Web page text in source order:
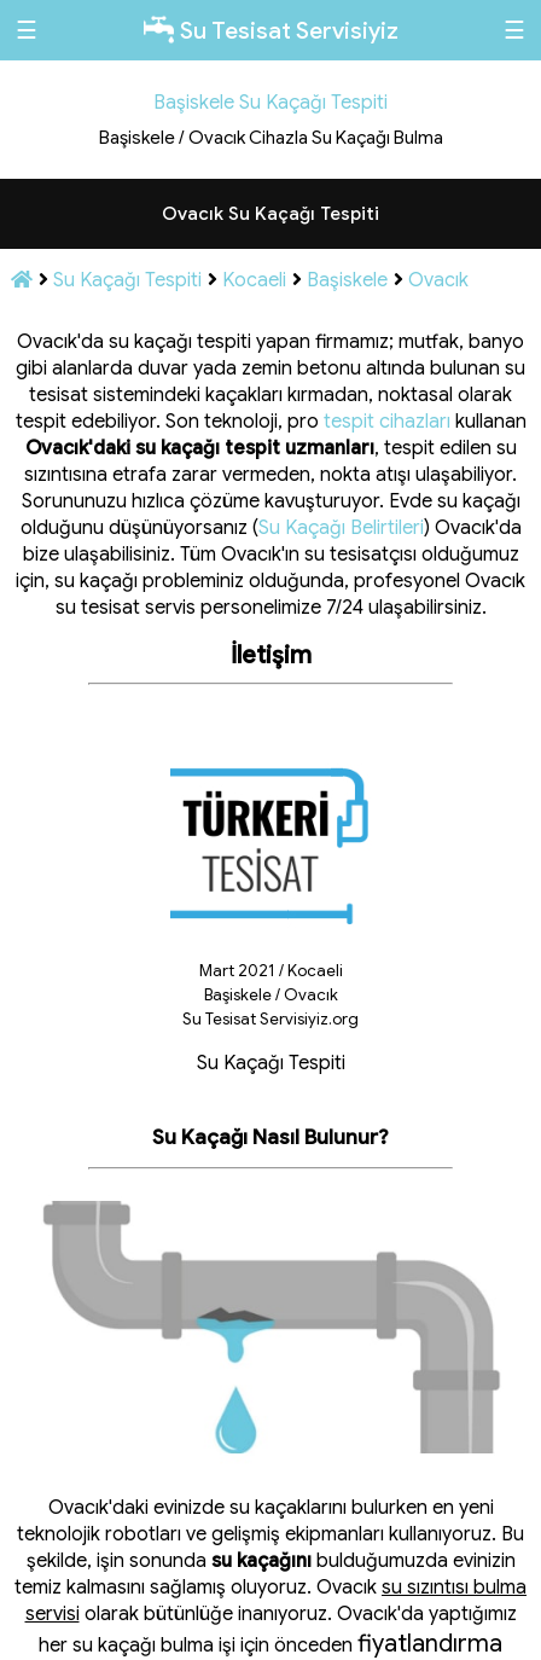
☰ Su Tesisat Servisiyiz ☰
Başiskele Su Kaçağı Tespiti
Başiskele / Ovacık Cihazla Su Kaçağı Bulma
Ovacık Su Kaçağı Tespiti
Su Kaçağı Tespiti Kocaeli Başiskele Ovacık
Ovacık'da su kaçağı tespiti yapan firmamız; mutfak, banyo
gibi alanlarda duvar yada zemin betonu altında bulunan su
tesisat sistemindeki kaçakları kırmadan, noktasal olarak
tespit edebiliyor. Son teknoloji, pro tespit cihazları kullanan
Ovacık'daki su kaçağı tespit uzmanları, tespit edilen su
sızıntısına etrafa zarar vermeden, nokta atışı ulaşabiliyor.
Sorununuzu hızlıca çözüme kavuşturuyor. Evde su kaçağı
olduğunu düşünüyorsanız (Su Kaçağı Belirtileri) Ovacık'da
bize ulaşabilisiniz. Tüm Ovacık'ın su tesisatçısı olduğumuz
için, su kaçağı probleminiz olduğunda, profesyonel Ovacık
su tesisat servis personelimize 7/24 ulaşabilirsiniz.
İletişim
Mart 2021 / Kocaeli
Başiskele / Ovacık
Su Tesisat Servisiyiz.org
Su Kaçağı Tespiti
Su Kaçağı Nasıl Bulunur?
Ovacık'daki evinizde su kaçaklarını bulurken en yeni
teknolojik robotları ve gelişmiş ekipmanları kullanıyoruz. Bu
şekilde, işin sonunda su kaçağınıbulduğumuzda evinizin
temiz kalmasını sağlamış oluyoruz. Ovacık su sızıntısı bulma
servisi olarak bütünlüğe inanıyoruz. Ovacık'da yaptığımız
her su kaçağı bulma işi için önceden fiyatlandırma